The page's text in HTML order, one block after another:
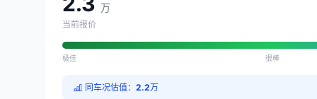
万
当前报价
极佳 很棒
同车况估值： 2.2万